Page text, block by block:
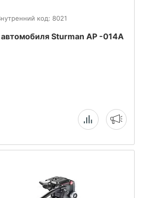
код: 8021
Sturman AP -014A